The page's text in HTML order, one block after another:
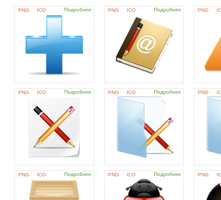
PNG ICO Подробнее PNG ICO Подробнее PNG
PNG ICO Подробнее PNG ICO Подробнее PNG
PNG ICO Подробнее PNG ICO Подробнее PNG